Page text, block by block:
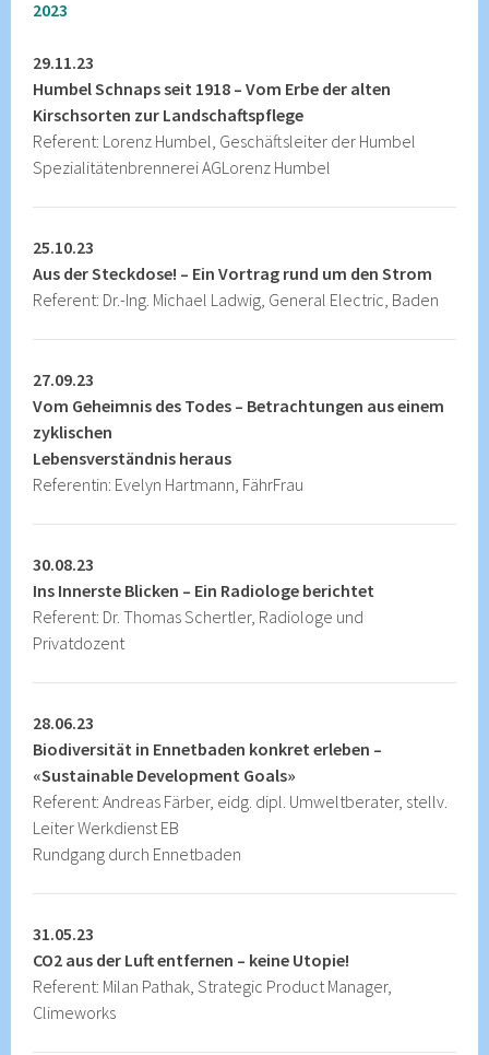
2023
29.11.23
Humbel Schnaps seit 1918 – Vom Erbe der alten
Kirschsorten zur Landschaftspflege
Referent: Lorenz Humbel, Geschäftsleiter der Humbel
Spezialitätenbrennerei AGLorenz Humbel
25.10.23
Aus der Steckdose! – Ein Vortrag rund um den Strom
Referent: Dr.-Ing. Michael Ladwig, General Electric, Baden
27.09.23
Vom Geheimnis des Todes – Betrachtungen aus einem
zyklischen
Lebensverständnis heraus
Referentin: Evelyn Hartmann, FährFrau
30.08.23
Ins Innerste Blicken – Ein Radiologe berichtet
Referent: Dr. Thomas Schertler, Radiologe und
Privatdozent
28.06.23
Biodiversität in Ennetbaden konkret erleben –
«Sustainable Development Goals»
Referent: Andreas Färber, eidg. dipl. Umweltberater, stellv.
Leiter Werkdienst EB
Rundgang durch Ennetbaden
31.05.23
CO2 aus der Luft entfernen – keine Utopie!
Referent: Milan Pathak, Strategic Product Manager,
Climeworks